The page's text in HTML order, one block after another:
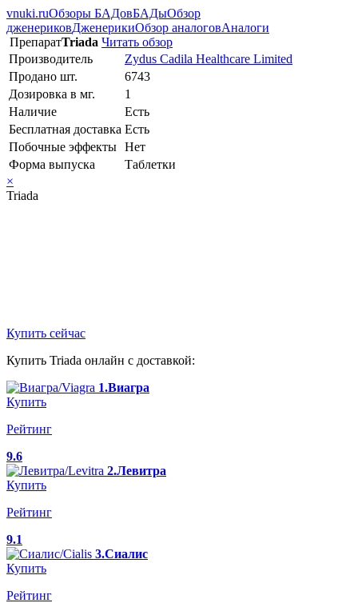
vnuki.ruОбзоры БАДовБАДыОбзор
дженериковДженерикиОбзор аналоговАналоги
ПрепаратTriada Читать обзор
Производитель
Zydus Cadila Healthcare Limited
Продано шт.
6743
Дозировка в мг.
1
Наличие
Есть
Бесплатная доставка Есть
Побочные эффекты Нет
Форма выпуска
Таблетки
×
Triada
Купить сейчас
Купить Triada онлайн с доставкой:
1.Виагра
Купить
Рейтинг
9.6
2.Левитра
Купить
Рейтинг
9.1
3.Сиалис
Купить
Рейтинг